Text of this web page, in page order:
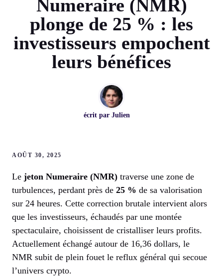
Numeraire (NMR)
plonge de 25 % : les
investisseurs empochent
leurs bénéfices
écrit par Julien
AOÛT 30, 2025
Le jeton Numeraire (NMR) traverse une zone de
turbulences, perdant près de 25 % de sa valorisation
sur 24 heures. Cette correction brutale intervient alors
que les investisseurs, échaudés par une montée
spectaculaire, choisissent de cristalliser leurs profits.
Actuellement échangé autour de 16,36 dollars, le
NMR subit de plein fouet le reflux général qui secoue
l’univers crypto.